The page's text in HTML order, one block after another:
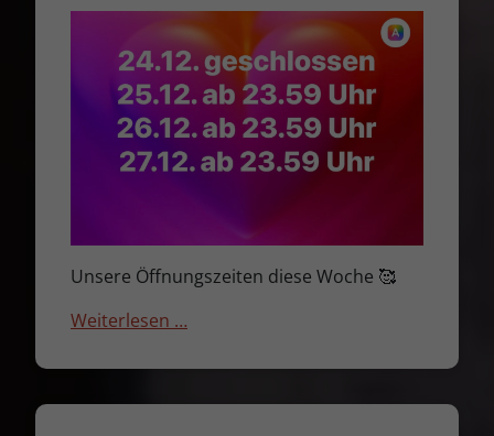
Unsere Öffnungszeiten diese Woche 🥰
Weiterlesen …